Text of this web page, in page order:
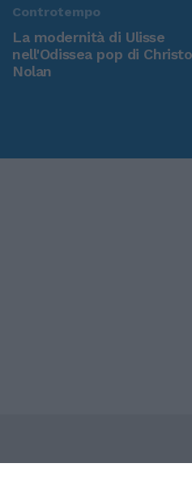
Controtempo
La modernità di Ulisse
nell'Odissea pop di
Nolan